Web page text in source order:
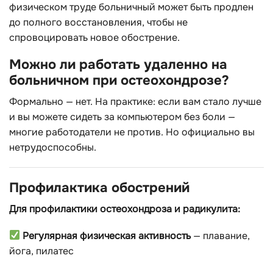
физическом труде больничный может быть продлен
до полного восстановления, чтобы не
спровоцировать новое обострение.
Можно ли работать удаленно на
больничном при остеохондрозе?
Формально — нет. На практике: если вам стало лучше
и вы можете сидеть за компьютером без боли —
многие работодатели не против. Но официально вы
нетрудоспособны.
Профилактика обострений
Для профилактики остеохондроза и радикулита:
Регулярная физическая активность— плавание,
йога, пилатес